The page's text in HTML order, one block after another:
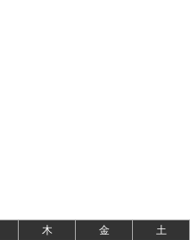
木 金
土